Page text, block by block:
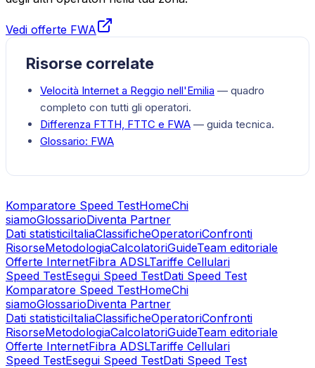
Vedi offerte FWA
Risorse correlate
Velocità Internet a Reggio nell'Emilia — quadro
completo con tutti gli operatori.
Differenza FTTH, FTTC e FWA — guida tecnica.
Glossario: FWA
Komparatore Speed TestHomeChi
siamoGlossarioDiventa Partner
Dati statisticiItaliaClassificheOperatoriConfronti
RisorseMetodologiaCalcolatoriGuideTeam editoriale
Offerte InternetFibra ADSLTariffe Cellulari
Speed TestEsegui Speed TestDati Speed Test
Komparatore Speed TestHomeChi
siamoGlossarioDiventa Partner
Dati statisticiItaliaClassificheOperatoriConfronti
RisorseMetodologiaCalcolatoriGuideTeam editoriale
Offerte InternetFibra ADSLTariffe Cellulari
Speed TestEsegui Speed TestDati Speed Test